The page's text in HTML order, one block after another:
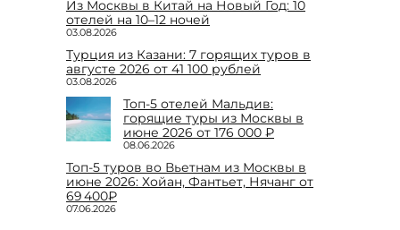
Из Москвы в Китай на Новый Год: 10
отелей на 10–12 ночей
03.08.2026
Турция из Казани: 7 горящих туров в
августе 2026 от 41 100 рублей
03.08.2026
Топ-5 отелей Мальдив:
горящие туры из Москвы в
июне 2026 от 176 000 ₽
08.06.2026
Топ-5 туров во Вьетнам из Москвы в
июне 2026: Хойан, Фантьет, Нячанг от
69 400₽
07.06.2026